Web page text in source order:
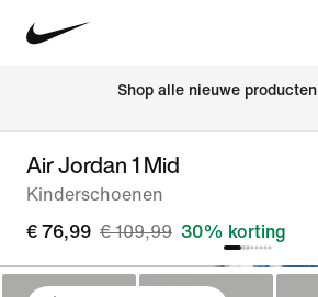
Shop alle nieuwe producten
Air Jordan 1 Mid
Kinderschoenen
€ 76,99 € 109,99 30% korting